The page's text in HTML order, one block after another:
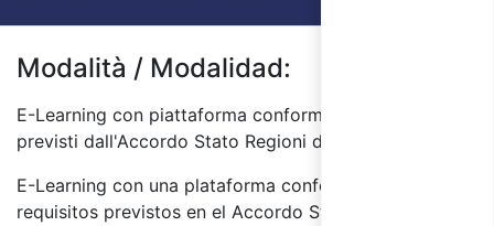
Modalità / Modalidad:
E-Learning con piattaforma conforme ai requisiti
previsti dall'Accordo Stato Regioni del 17/4/25.
E-Learning con una plataforma conforme a los
requisitos previstos en el Accordo Stato Regioni del